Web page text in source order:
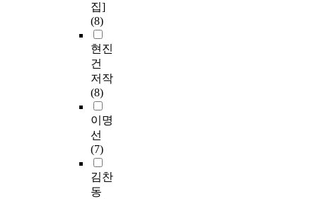
집]
(8)
현진
건
저작
(8)
이명
선
(7)
김찬
동